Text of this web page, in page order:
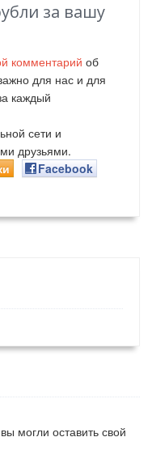
за вашу
комментарий об
для нас и для
каждый
сети и
друзьями.
Facebook
могли оставить свой